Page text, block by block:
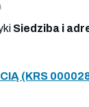
Siedziba i
(KRS